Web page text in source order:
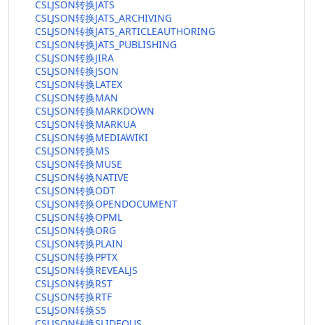
CSLJSON转换JATS
CSLJSON转换JATS_ARCHIVING
CSLJSON转换JATS_ARTICLEAUTHORING
CSLJSON转换JATS_PUBLISHING
CSLJSON转换JIRA
CSLJSON转换JSON
CSLJSON转换LATEX
CSLJSON转换MAN
CSLJSON转换MARKDOWN
CSLJSON转换MARKUA
CSLJSON转换MEDIAWIKI
CSLJSON转换MS
CSLJSON转换MUSE
CSLJSON转换NATIVE
CSLJSON转换ODT
CSLJSON转换OPENDOCUMENT
CSLJSON转换OPML
CSLJSON转换ORG
CSLJSON转换PLAIN
CSLJSON转换PPTX
CSLJSON转换REVEALJS
CSLJSON转换RST
CSLJSON转换RTF
CSLJSON转换S5